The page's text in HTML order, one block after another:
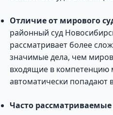
Отличие от мирового
районный суд
рассматривает более
значимые дела, чем
входящие в компетенцию
автоматически попадают
Часто рассматриваемые